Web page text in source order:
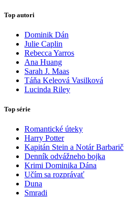
Top autori
Dominik Dán
Julie Caplin
Rebecca Yarros
Ana Huang
Sarah J. Maas
Táňa Keleová Vasilková
Lucinda Riley
Top série
Romantické úteky
Harry Potter
Kapitán Stein a Notár Barbarič
Denník odvážneho bojka
Krimi Dominika Dána
Učím sa rozprávať
Duna
Smradi